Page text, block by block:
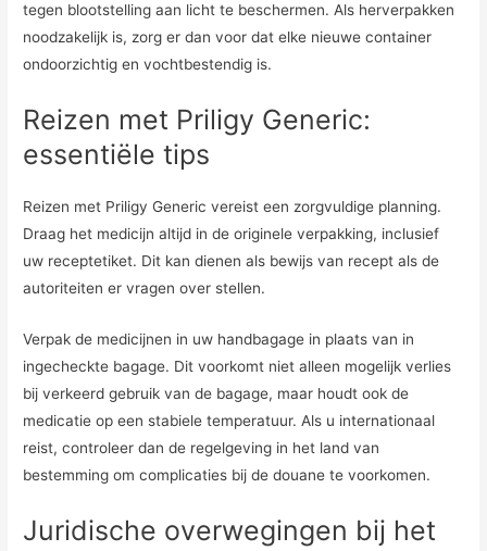
tegen blootstelling aan licht te beschermen. Als herverpakken
noodzakelijk is, zorg er dan voor dat elke nieuwe container
ondoorzichtig en vochtbestendig is.
Reizen met Priligy Generic:
essentiële tips
Reizen met Priligy Generic vereist een zorgvuldige planning.
Draag het medicijn altijd in de originele verpakking, inclusief
uw receptetiket. Dit kan dienen als bewijs van recept als de
autoriteiten er vragen over stellen.
Verpak de medicijnen in uw handbagage in plaats van in
ingecheckte bagage. Dit voorkomt niet alleen mogelijk verlies
bij verkeerd gebruik van de bagage, maar houdt ook de
medicatie op een stabiele temperatuur. Als u internationaal
reist, controleer dan de regelgeving in het land van
bestemming om complicaties bij de douane te voorkomen.
Juridische overwegingen bij het